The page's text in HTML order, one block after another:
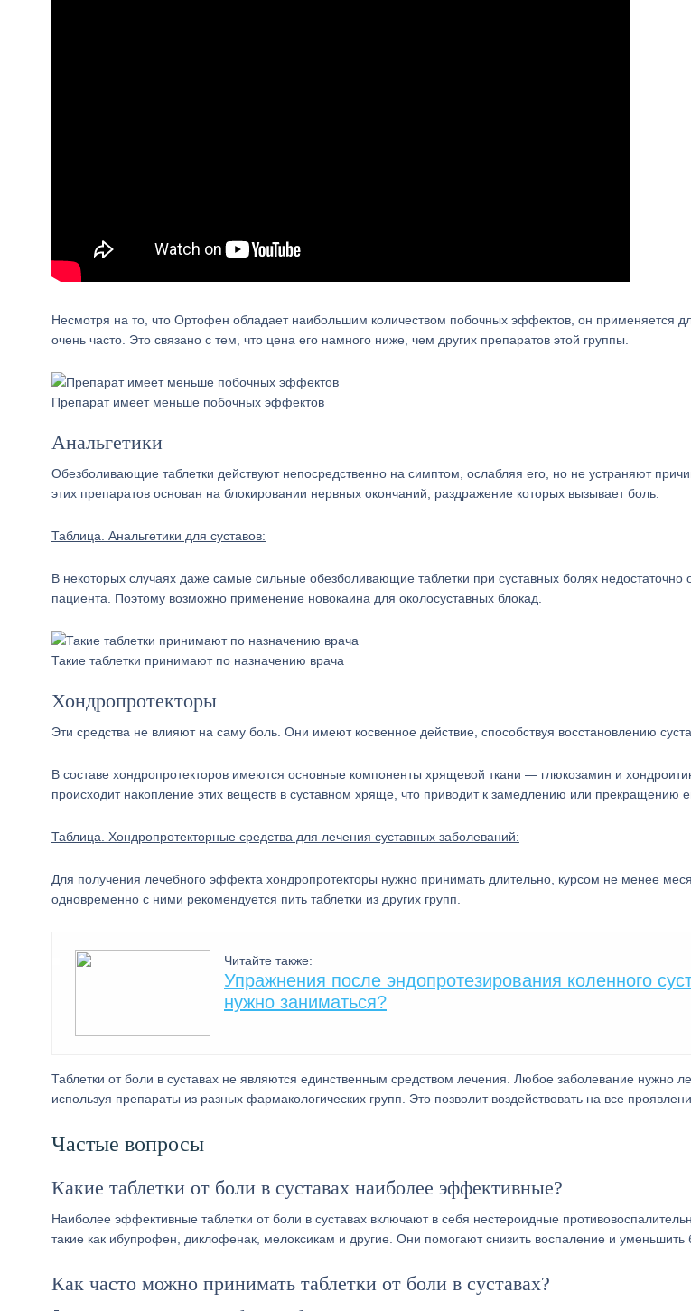
Несмотря на то, что Ортофен обладает наибольшим количеством побочных эффектов, он применяется
очень часто. Это связано с тем, что цена его намного ниже, чем других препаратов этой группы.
Препарат имеет меньше побочных эффектов
Анальгетики
Обезболивающие таблетки действуют непосредственно на симптом, ослабляя его, но не устраняют
этих препаратов основан на блокировании нервных окончаний, раздражение которых вызывает боль.
Таблица. Анальгетики для суставов:
В некоторых случаях даже самые сильные обезболивающие таблетки при суставных болях недостаточно
пациента. Поэтому возможно применение новокаина для околосуставных блокад.
Такие таблетки принимают по назначению врача
Хондропротекторы
Эти средства не влияют на саму боль. Они имеют косвенное действие, способствуя восстановлению
В составе хондропротекторов имеются основные компоненты хрящевой ткани — глюкозамин и
происходит накопление этих веществ в суставном хряще, что приводит к замедлению или прекращению
Таблица. Хондропротекторные средства для лечения суставных заболеваний:
Для получения лечебного эффекта хондропротекторы нужно принимать длительно, курсом не менее
одновременно с ними рекомендуется пить таблетки из других групп.
Читайте также:
Упражнения после эндопротезирования коленного
нужно заниматься?
Таблетки от боли в суставах не являются единственным средством лечения. Любое заболевание нужно
используя препараты из разных фармакологических групп. Это позволит воздействовать на все
Частые вопросы
Какие таблетки от боли в суставах наиболее эффективные?
Наиболее эффективные таблетки от боли в суставах включают в себя нестероидные
такие как ибупрофен, диклофенак, мелоксикам и другие. Они помогают снизить воспаление и уменьшить
Как часто можно принимать таблетки от боли в суставах?